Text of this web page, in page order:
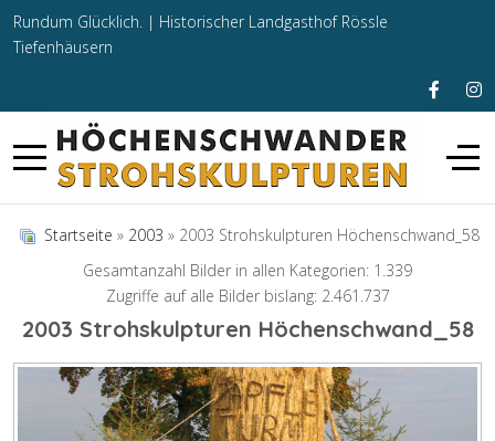
Rundum Glücklich. | Historischer Landgasthof Rössle
Tiefenhäusern
Startseite » 2003 » 2003 Strohskulpturen Höchenschwand_58
Gesamtanzahl Bilder in allen Kategorien: 1.339
Zugriffe auf alle Bilder bislang: 2.461.737
2003 Strohskulpturen Höchenschwand_58